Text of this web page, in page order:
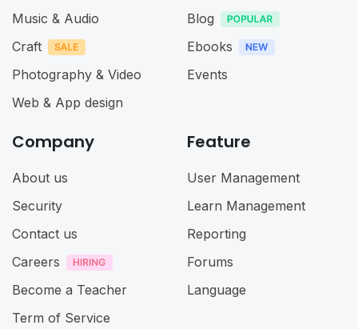
Music & Audio
Craft
Photography & Video
Web & App design
Blog
Ebooks
Events
Company
About us
Security
Contact us
Careers
Become a Teacher
Term of Service
Feature
User Management
Learn Management
Reporting
Forums
Language